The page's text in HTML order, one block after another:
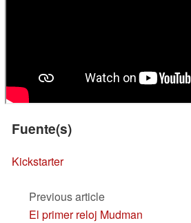
Fuente(s)
Kickstarter
Previous article
El primer reloj Mudman